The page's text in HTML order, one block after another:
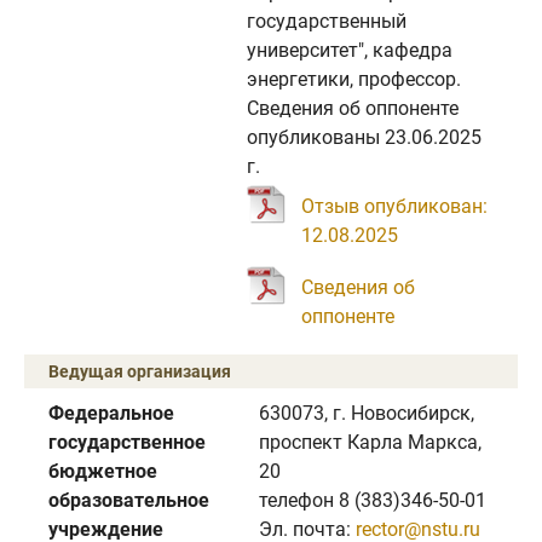
государственный
университет", кафедра
энергетики, профессор.
Сведения об оппоненте
опубликованы 23.06.2025
г.
Отзыв опубликован:
12.08.2025
Сведения об
оппоненте
Ведущая организация
Федеральное
государственное
бюджетное
образовательное
учреждение
630073, г. Новосибирск,
проспект Карла Маркса,
20
телефон 8 (383)346-50-01
Эл. почта: rector@nstu.ru